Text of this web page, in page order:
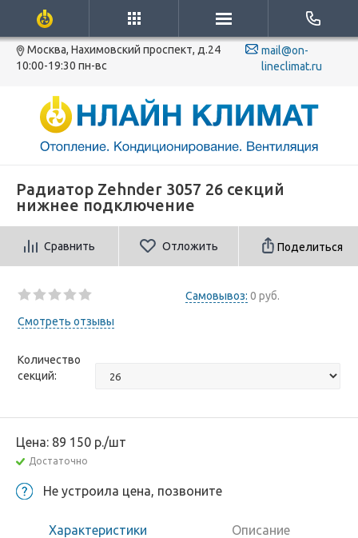
Москва, Нахимовский проспект, д.24
10:00-19:30 пн-вс
mail@on-
lineclimat.ru
Радиатор Zehnder 3057 26 секций
нижнее подключение
Сравнить Отложить Поделиться
Самовывоз: 0 руб.
Смотреть отзывы
Количество
секций:
Цена: 89 150 р./шт
Достаточно
Не устроила цена, позвоните
Характеристики Описание